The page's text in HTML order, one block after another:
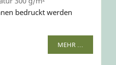
bedruckt werden
MEHR …